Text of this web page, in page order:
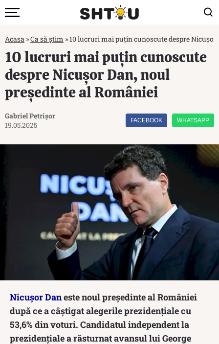
Acasa »Ca să știm »10 lucruri mai puțin cunoscute despre Nicușor
10 lucruri mai puțin cunoscute
despre Nicușor Dan, noul
președinte al României
Gabriel Petrișor
19.05.2025
FACEBOOK WHATSAPP
Nicușor Daneste noul președinte al României
după ce a câștigat alegerile prezidențiale cu
53,6% din voturi. Candidatul independent la
prezidențiale a răsturnat avansul lui George